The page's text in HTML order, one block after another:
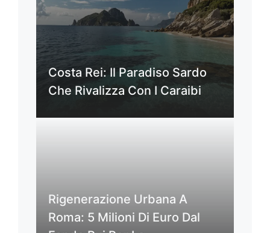
Costa Rei: Il Paradiso Sardo
Che Rivalizza Con I Caraibi
Rigenerazione Urbana A
Roma: 5 Milioni Di Euro Dal